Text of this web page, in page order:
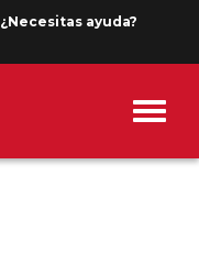
¿Necesitas ayuda?